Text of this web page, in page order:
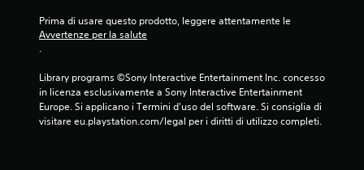
l
u
Prima di usare questo prodotto, leggere attentamente le
Avvertenze per la salute
.
Library programs ©Sony Interactive Entertainment Inc. concesso
in licenza esclusivamente a Sony Interactive Entertainment
Europe. Si applicano i Termini d'uso del software. Si consiglia di
visitare eu.playstation.com/legal per i diritti di utilizzo completi.